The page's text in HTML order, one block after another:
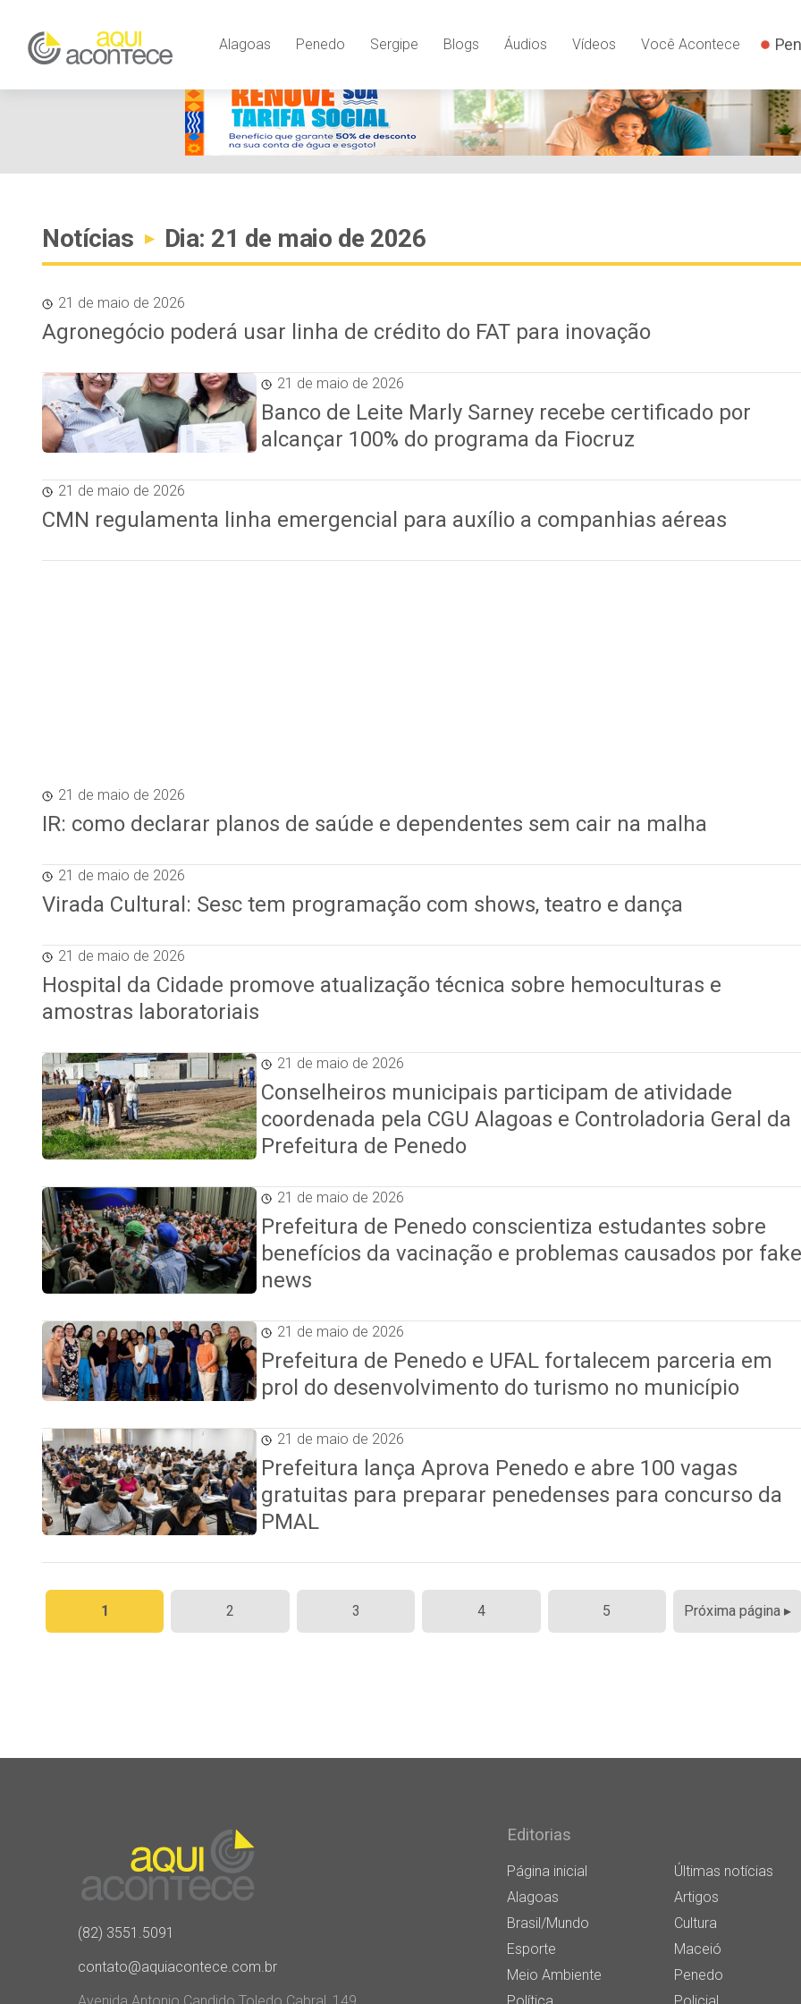
Alagoas Penedo Sergipe Blogs Áudios Vídeos Você Acontece
Notícias ▸ Dia: 21 de maio de 2026
21 de maio de 2026
Agronegócio poderá usar linha de crédito do FAT para inovação
21 de maio de 2026
Banco de Leite Marly Sarney recebe certificado por
alcançar 100% do programa da Fiocruz
21 de maio de 2026
CMN regulamenta linha emergencial para auxílio a companhias aéreas
21 de maio de 2026
IR: como declarar planos de saúde e dependentes sem cair na malha
21 de maio de 2026
Virada Cultural: Sesc tem programação com shows, teatro e dança
21 de maio de 2026
Hospital da Cidade promove atualização técnica sobre hemoculturas e
amostras laboratoriais
21 de maio de 2026
Conselheiros municipais participam de atividade
coordenada pela CGU Alagoas e Controladoria Geral da
Prefeitura de Penedo
21 de maio de 2026
Prefeitura de Penedo conscientiza estudantes sobre
benefícios da vacinação e problemas causados por fake
news
21 de maio de 2026
Prefeitura de Penedo e UFAL fortalecem parceria em
prol do desenvolvimento do turismo no município
21 de maio de 2026
Prefeitura lança Aprova Penedo e abre 100 vagas
gratuitas para preparar penedenses para concurso da
PMAL
Paginação
de
1 2 3 4 5 Próxima página ▸
(82) 3551.5091
contato@aquiacontece.com.br
Avenida Antonio Candido Toledo Cabral, 149,
Editorias
Página inicial
Últimas notícias
Alagoas
Artigos
Brasil/Mundo
Cultura
Esporte
Maceió
Meio Ambiente
Penedo